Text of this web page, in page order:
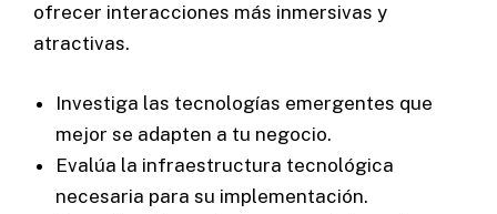
ofrecer interacciones más inmersivas y
atractivas.
Investiga las tecnologías emergentes que
mejor se adapten a tu negocio.
Evalúa la infraestructura tecnológica
necesaria para su implementación.